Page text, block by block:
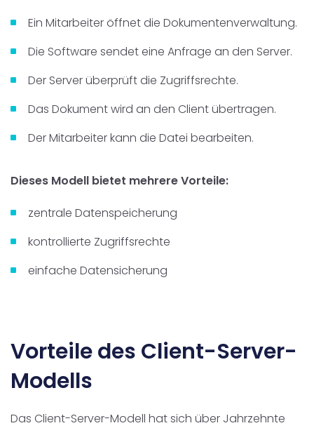
Ein Mitarbeiter öffnet die Dokumentenverwaltung.
Die Software sendet eine Anfrage an den Server.
Der Server überprüft die Zugriffsrechte.
Das Dokument wird an den Client übertragen.
Der Mitarbeiter kann die Datei bearbeiten.
Dieses Modell bietet mehrere Vorteile:
zentrale Datenspeicherung
kontrollierte Zugriffsrechte
einfache Datensicherung
Vorteile des Client-Server-
Modells
Das Client-Server-Modell hat sich über Jahrzehnte